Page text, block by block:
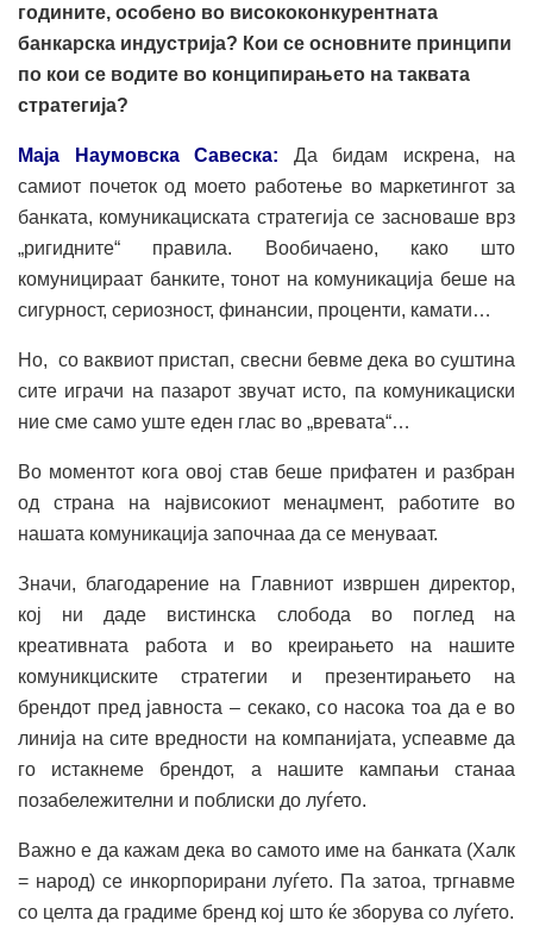
годините, особено во висококонкурентната
банкарска индустрија? Кои се основните принципи
по кои се водите во конципирањето на таквата
стратегија?
Маја Наумовска Савеска: Да бидам искрена, на
самиот почеток од моето работење во маркетингот за
банката, комуникациската стратегија се засноваше врз
„ригидните“ правила. Вообичаено, како што
комуницираат банките, тонот на комуникација беше на
сигурност, сериозност, финансии, проценти, камати…
Но, со ваквиот пристап, свесни бевме дека во суштина
сите играчи на пазарот звучат исто, па комуникациски
ние сме само уште еден глас во „вревата“…
Во моментот кога овој став беше прифатен и разбран
од страна на највисокиот менаџмент, работите во
нашата комуникација започнаа да се менуваат.
Значи, благодарение на Главниот извршен директор,
кој ни даде вистинска слобода во поглед на
креативната работа и во креирањето на нашите
комуникциските стратегии и презентирањето на
брендот пред јавноста – секако, со насока тоа да е во
линија на сите вредности на компанијата, успеавме да
го истакнеме брендот, а нашите кампањи станаа
позабележителни и поблиски до луѓето.
Важно е да кажам дека во самото име на банката (Халк
= народ) се инкорпорирани луѓето. Па затоа, тргнавме
со целта да градиме бренд кој што ќе зборува со луѓето.